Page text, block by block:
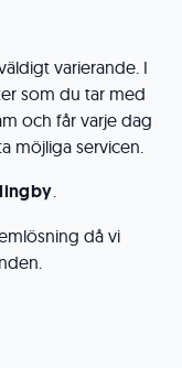
varierande. I
som du tar med
och får varje dag
möjliga servicen.
.
då vi